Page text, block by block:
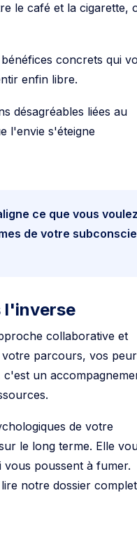
le café et la cigarette,
concrets qui
enfin libre.
désagréables liées au
l'envie s'éteigne
ce que vous voulez
de votre
l'inverse
collaborative et
parcours, vos
un
de votre
le long terme. Elle
poussent à fumer.
notre dossier complet